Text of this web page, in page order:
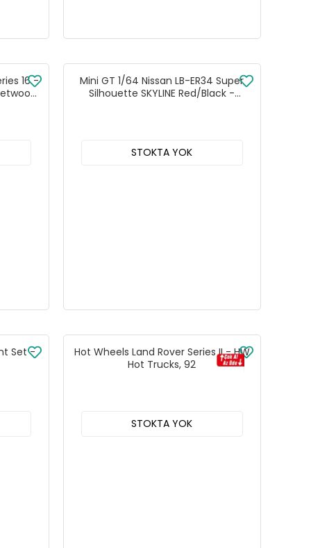
16 -
Mini GT 1/64 Nissan LB-ER34 Super
Silhouette SKYLINE Red/Black -
STOKTA YOK
Set -
Hot Wheels Land Rover Series II - HW
Hot Trucks, 92
STOKTA YOK